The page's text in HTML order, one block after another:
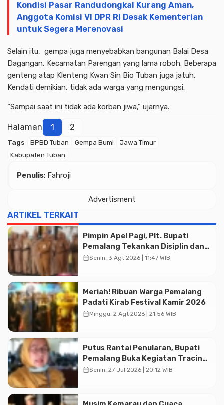
Kondisi Pasar Randudongkal Kurang Aman,
Anggota Komisi VI DPR RI Desak Kementerian
untuk Segera Merenovasi
Selain itu, gempa juga menyebabkan bangunan Balai Desa
Dagangan, Kecamatan Parengan yang lama roboh. Beberapa
genteng atap Klenteng Kwan Sin Bio Tuban juga jatuh.
Kendati demikian, tidak ada warga yang mengungsi.
“Sampai saat ini tidak ada korban jiwa,” ujarnya.
Halaman 1 2
Tags BPBD Tuban Gempa Bumi
Jawa Timur
Kabupaten Tuban
Penulis: Fahroji
Advertisment
ARTIKEL TERKAIT
Pimpin Apel Pagi, Plt. Bupati
Pemalang Tekankan Disiplin dan
Soliditas ASN untuk Pelayanan
calendar_monthSenin, 3 Agt 2026 | 11:47 WIB
Meriah! Ribuan Warga Pemalang
Padati Kirab Festival Kamir 2026
calendar_monthMinggu, 2 Agt 2026 | 21:56 WIB
Putus Rantai Penularan, Bupati
Pemalang Buka Kegiatan Tracing
TBC Terintegrasi di Mulyoharjo
calendar_monthSenin, 27 Jul 2026 | 20:12 WIB